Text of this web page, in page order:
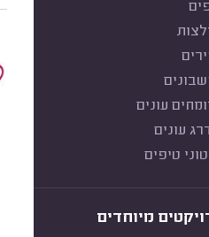
עונים
עונים
טיפים
מיוחדים